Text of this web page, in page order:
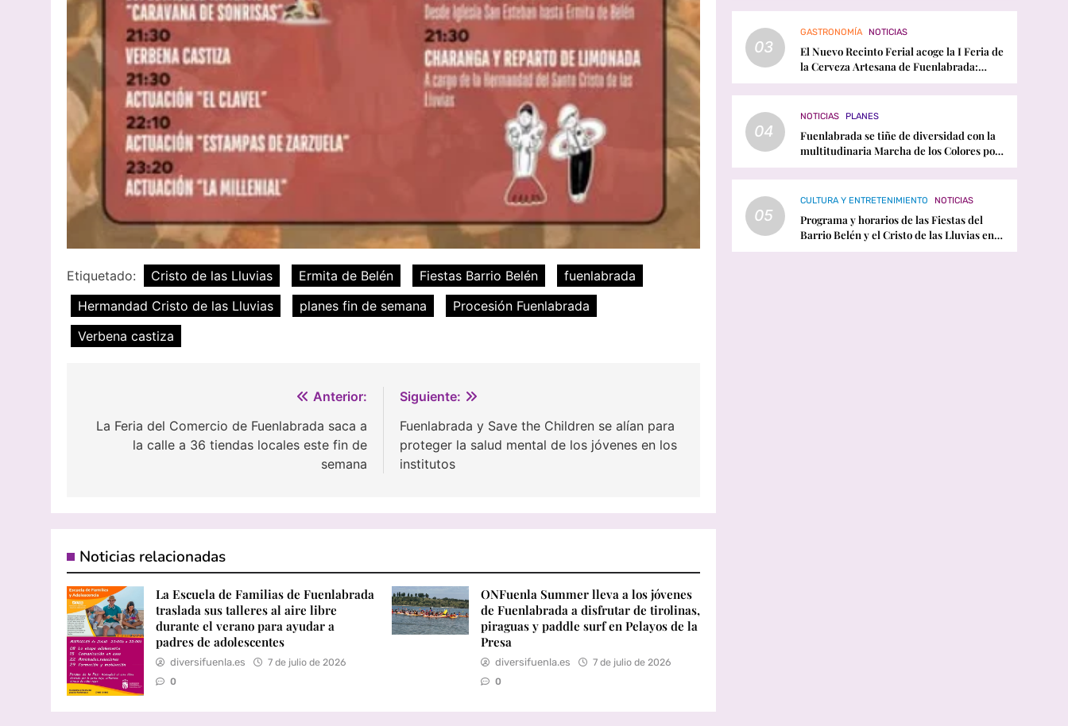
Etiquetado: Cristo de las Lluvias Ermita de Belén Fiestas Barrio Belén
fuenlabrada
Hermandad Cristo de las Lluvias
planes fin de semana
Procesión Fuenlabrada
Verbena castiza
de
entradas
Anterior:
La Feria del Comercio de Fuenlabrada saca a
la calle a 36 tiendas locales este fin de
semana
Siguiente:
Fuenlabrada y Save the Children se alían para
proteger la salud mental de los jóvenes en los
institutos
Noticias relacionadas
La Escuela de Familias de Fuenlabrada
traslada sus talleres al aire libre
durante el verano para ayudar a
padres de adolescentes
diversifuenla.es 7 de julio de 2026
0
ONFuenla Summer lleva a los jóvenes
de Fuenlabrada a disfrutar de tirolinas,
piraguas y paddle surf en Pelayos de la
Presa
diversifuenla.es 7 de julio de 2026
0
03
GASTRONOMÍA NOTICIAS
El Nuevo Recinto Ferial acoge la I Feria de
la Cerveza Artesana de Fuenlabrada:
horarios, conciertos y programación
04
NOTICIAS PLANES
Fuenlabrada se tiñe de diversidad con la
multitudinaria Marcha de los Colores por
el Orgullo LGTBI
05
CULTURA Y ENTRETENIMIENTO NOTICIAS
Programa y horarios de las Fiestas del
Barrio Belén y el Cristo de las Lluvias en
Fuenlabrada